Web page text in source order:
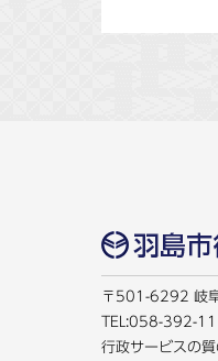
〒501-6292 岐
TEL:058-392-
行政サービスの